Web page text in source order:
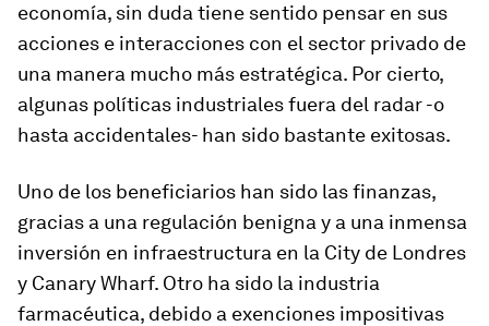
economía, sin duda tiene sentido pensar en sus
acciones e interacciones con el sector privado de
una manera mucho más estratégica. Por cierto,
algunas políticas industriales fuera del radar -o
hasta accidentales- han sido bastante exitosas.
Uno de los beneficiarios han sido las finanzas,
gracias a una regulación benigna y a una inmensa
inversión en infraestructura en la City de Londres
y Canary Wharf. Otro ha sido la industria
farmacéutica, debido a exenciones impositivas